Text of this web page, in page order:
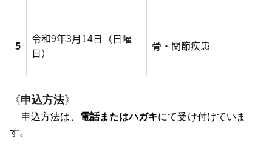
5
令和9年3月14日（日曜
日）
骨・関節疾患
《申込方法》
申込方法は、 電話またはハガキにて受け付けていま
す。